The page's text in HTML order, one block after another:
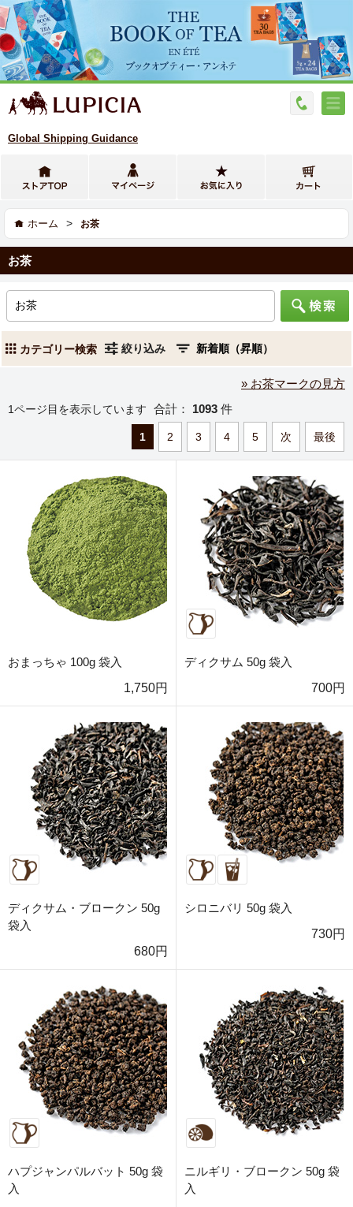
Global Shipping Guidance
ホーム > お茶
お茶
カテゴリー検索 絞り込み
» お茶マークの見方
1ページ目を表示しています 合計： 1093 件
1 2 3 4 5 次 最後
おまっちゃ 100g 袋入
1,750円
ディクサム 50g 袋入
700円
ディクサム・ブロークン 50g
袋入
680円
シロニバリ 50g 袋入
730円
ハプジャンパルバット 50g 袋
入
ニルギリ・ブロークン 50g 袋
入